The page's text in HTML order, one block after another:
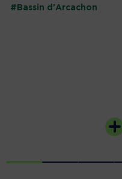
#Bassin d'Arcachon